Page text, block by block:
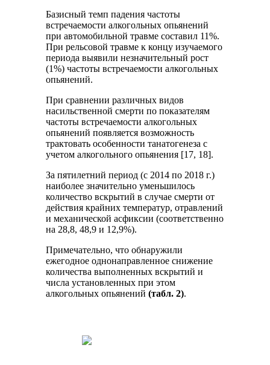
Базисный темп падения частоты
встречаемости алкогольных опьянений
при автомобильной травме составил 11%.
При рельсовой травме к концу изучаемого
периода выявили незначительный рост
(1%) частоты встречаемости алкогольных
опьянений.
При сравнении различных видов
насильственной смерти по показателям
частоты встречаемости алкогольных
опьянений появляется возможность
трактовать особенности танатогенеза с
учетом алкогольного опьянения [17, 18].
За пятилетний период (с 2014 по 2018 г.)
наиболее значительно уменьшилось
количество вскрытий в случае смерти от
действия крайних температур, отравлений
и механической асфиксии (соответственно
на 28,8, 48,9 и 12,9%).
Примечательно, что обнаружили
ежегодное однонаправленное снижение
количества выполненных вскрытий и
числа установленных при этом
алкогольных опьянений(табл. 2).